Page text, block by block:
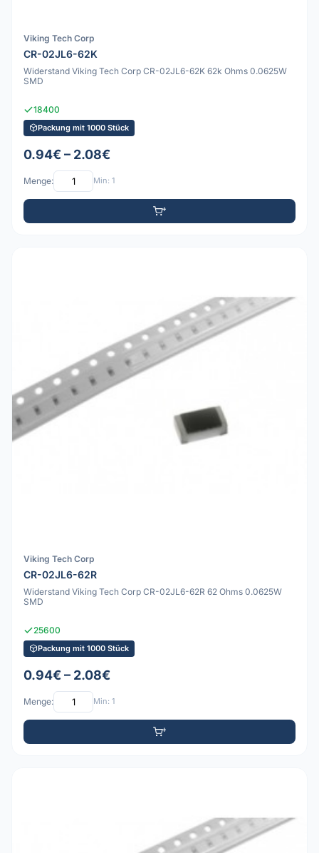
Viking Tech Corp
CR-02JL6-62K
Widerstand Viking Tech Corp CR-02JL6-62K 62k Ohms 0.0625W
SMD
18400
Packung mit 1000 Stück
0.94€ – 2.08€
Menge: Min: 1
Viking Tech Corp
CR-02JL6-62R
Widerstand Viking Tech Corp CR-02JL6-62R 62 Ohms 0.0625W
SMD
25600
Packung mit 1000 Stück
0.94€ – 2.08€
Menge: Min: 1